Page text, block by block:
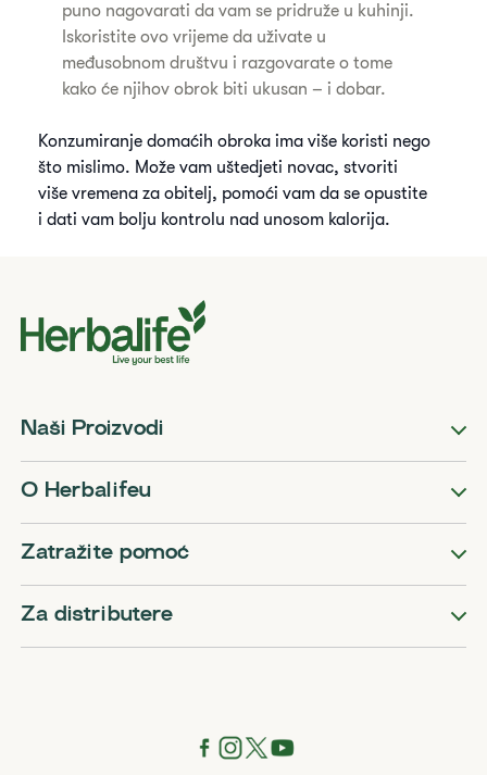
puno nagovarati da vam se pridruže u kuhinji.
Iskoristite ovo vrijeme da uživate u
međusobnom društvu i razgovarate o tome
kako će njihov obrok biti ukusan – i dobar.
Konzumiranje domaćih obroka ima više koristi nego
što mislimo. Može vam uštedjeti novac, stvoriti
više vremena za obitelj, pomoći vam da se opustite
i dati vam bolju kontrolu nad unosom kalorija.
Naši Proizvodi
O Herbalifeu
Zatražite pomoć
Za distributere